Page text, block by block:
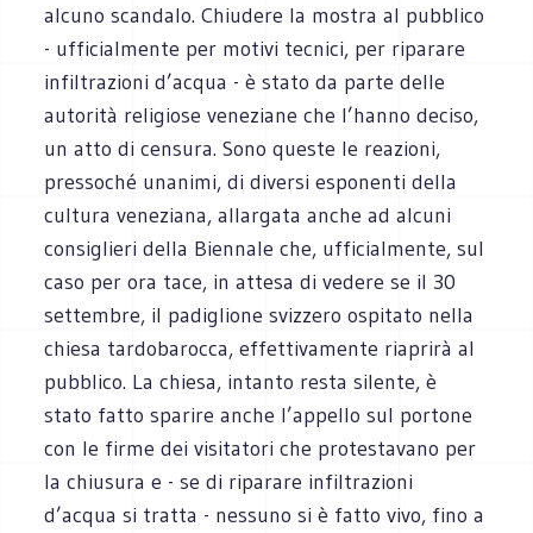
alcuno scandalo. Chiudere la mostra al pubblico
- ufficialmente per motivi tecnici, per riparare
infiltrazioni d’acqua - è stato da parte delle
autorità religiose veneziane che l’hanno deciso,
un atto di censura. Sono queste le reazioni,
pressoché unanimi, di diversi esponenti della
cultura veneziana, allargata anche ad alcuni
consiglieri della Biennale che, ufficialmente, sul
caso per ora tace, in attesa di vedere se il 30
settembre, il padiglione svizzero ospitato nella
chiesa tardobarocca, effettivamente riaprirà al
pubblico. La chiesa, intanto resta silente, è
stato fatto sparire anche l’appello sul portone
con le firme dei visitatori che protestavano per
la chiusura e - se di riparare infiltrazioni
d’acqua si tratta - nessuno si è fatto vivo, fino a